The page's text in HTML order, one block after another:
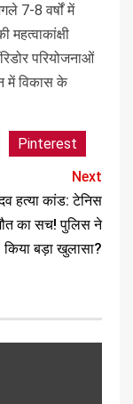
7-8 वर्षों में
परियोजनाओं
में विकास के
Pinterest
Next
हत्या कांड: टेनिस
का सच! पुलिस ने
किया बड़ा खुलासा?